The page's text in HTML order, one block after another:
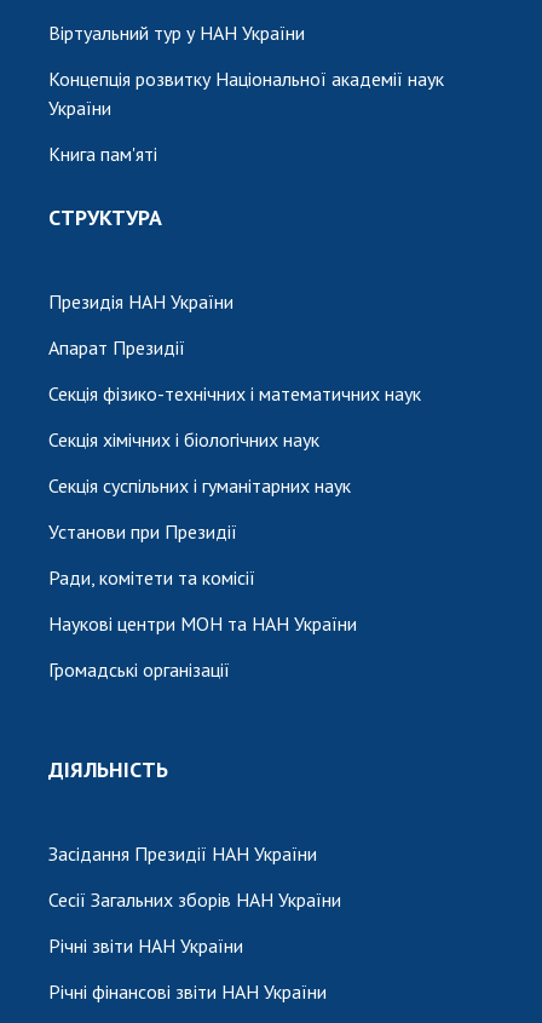
Віртуальний тур у НАН України
Концепція розвитку Національної академії наук
України
Книга пам'яті
СТРУКТУРА
Президія НАН України
Апарат Президії
Секція фізико-технічних і математичних наук
Секція хімічних і біологічних наук
Секція суспільних і гуманітарних наук
Установи при Президії
Ради, комітети та комісії
Наукові центри МОН та НАН України
Громадські організації
ДІЯЛЬНІСТЬ
Засідання Президії НАН України
Сесії Загальних зборів НАН України
Річні звіти НАН України
Річні фінансові звіти НАН України